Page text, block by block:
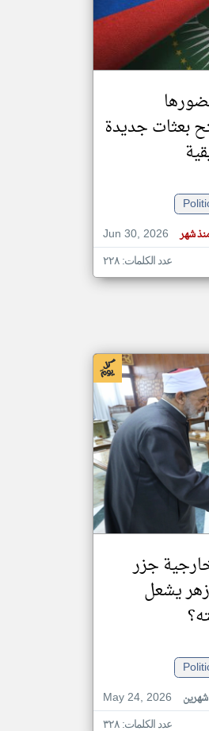
تغيير الدولة
اخبار جزر القمر على مدار الساعة
أهم اخبار جزر القمر العاجلة والمباشرة
بعثات جديدة
Jun 30, 2026
شهر
عدد الكلمات: ٢٢٨
جزر
يشعل
May 24, 2026
عدد الكلمات: ٣٢٨
klyoum.com